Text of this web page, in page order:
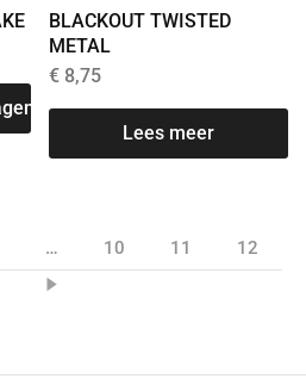
BLACKOUT TWISTED
METAL
€8,75
Lees meer
… 10 11 12